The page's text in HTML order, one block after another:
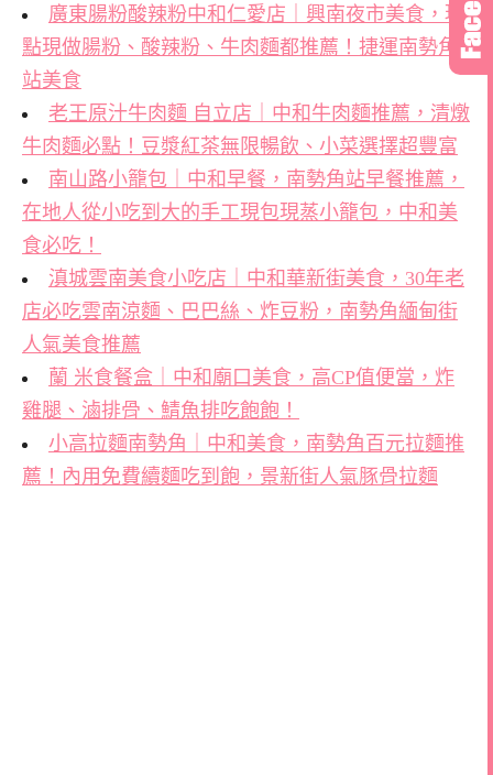
廣東腸粉酸辣粉中和仁愛店｜興南夜市美食，現
點現做腸粉、酸辣粉、牛肉麵都推薦！捷運南勢角
站美食
老王原汁牛肉麵 自立店｜中和牛肉麵推薦，清燉
牛肉麵必點！豆漿紅茶無限暢飲、小菜選擇超豐富
南山路小籠包｜中和早餐，南勢角站早餐推薦，
在地人從小吃到大的手工現包現蒸小籠包，中和美
食必吃！
滇城雲南美食小吃店｜中和華新街美食，30年老
店必吃雲南涼麵、巴巴絲、炸豆粉，南勢角緬甸街
人氣美食推薦
蘭 米食餐盒｜中和廟口美食，高CP值便當，炸
雞腿、滷排骨、鯖魚排吃飽飽！
小高拉麵南勢角｜中和美食，南勢角百元拉麵推
薦！內用免費續麵吃到飽，景新街人氣豚骨拉麵